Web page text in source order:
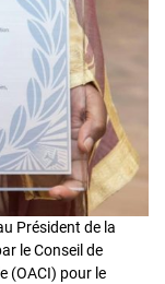
Président de la
le Conseil de
(OACI) pour le